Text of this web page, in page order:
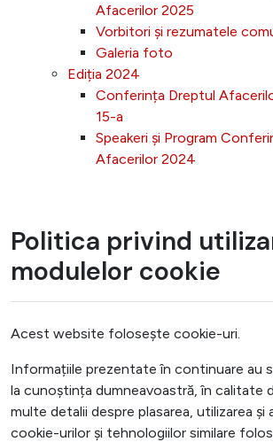
Afacerilor 2025
Vorbitori și rezumatele
Galeria foto
Ediția 2024
Conferința Dreptul
15-a
Speakeri și Program
Afacerilor 2024
Politica privind
modulelor cookie
Acest website folosește cookie-uri.
Informațiile prezentate în continuare au
la cunoștința dumneavoastră, în calitate
multe detalii despre plasarea, utilizarea și
cookie-urilor și tehnologiilor similare